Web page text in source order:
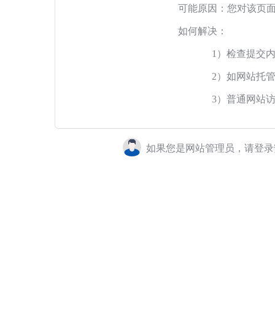
可能原因：您对该页
如何解决：
1）检查提交
2）如网站托
3）普通网站
如果您是网站管理员，请登